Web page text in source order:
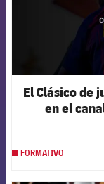
El Clásico de
en el
FORMATIVO